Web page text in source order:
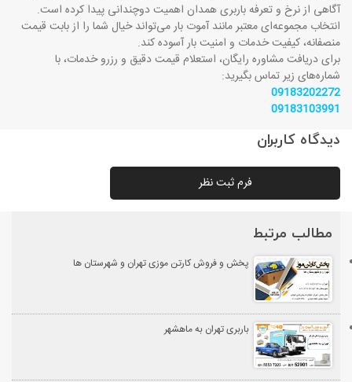
آگاهی از نرخ و تعرفه باربری همدان اهمیت دوچندانی پیدا کرده است.
انتخاب مجموعه‌ای معتبر مانند آموت بار می‌تواند خیال شما را از بابت قیمت
منصفانه، کیفیت خدمات و امنیت بار آسوده کند.
برای دریافت مشاوره رایگان، استعلام قیمت دقیق و رزرو خدمات، با
شماره‌های زیر تماس بگیرید:
09183202272
09183103991
دیدگاه کاربران
فرم ثبت نظر
مطالب مرتبط
پخش و فروش کارتن موزی تهران و شهرستان ها
باربری تهران به ماهشهر